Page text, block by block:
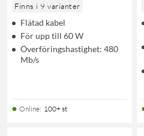
Finns i 9 varianter
Flätad kabel
För upp till 60 W
Överföringshastighet: 480
Mb/s
Online: 100+ st